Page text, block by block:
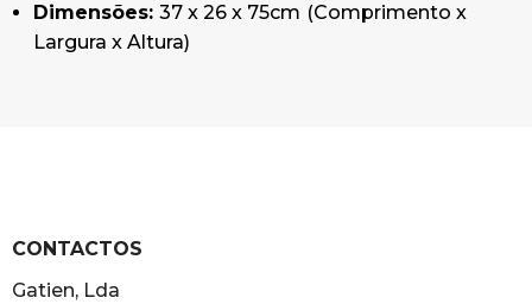
Dimensões: 37 x 26 x 75cm (Comprimento x
Largura x Altura)
CONTACTOS
Gatien, Lda